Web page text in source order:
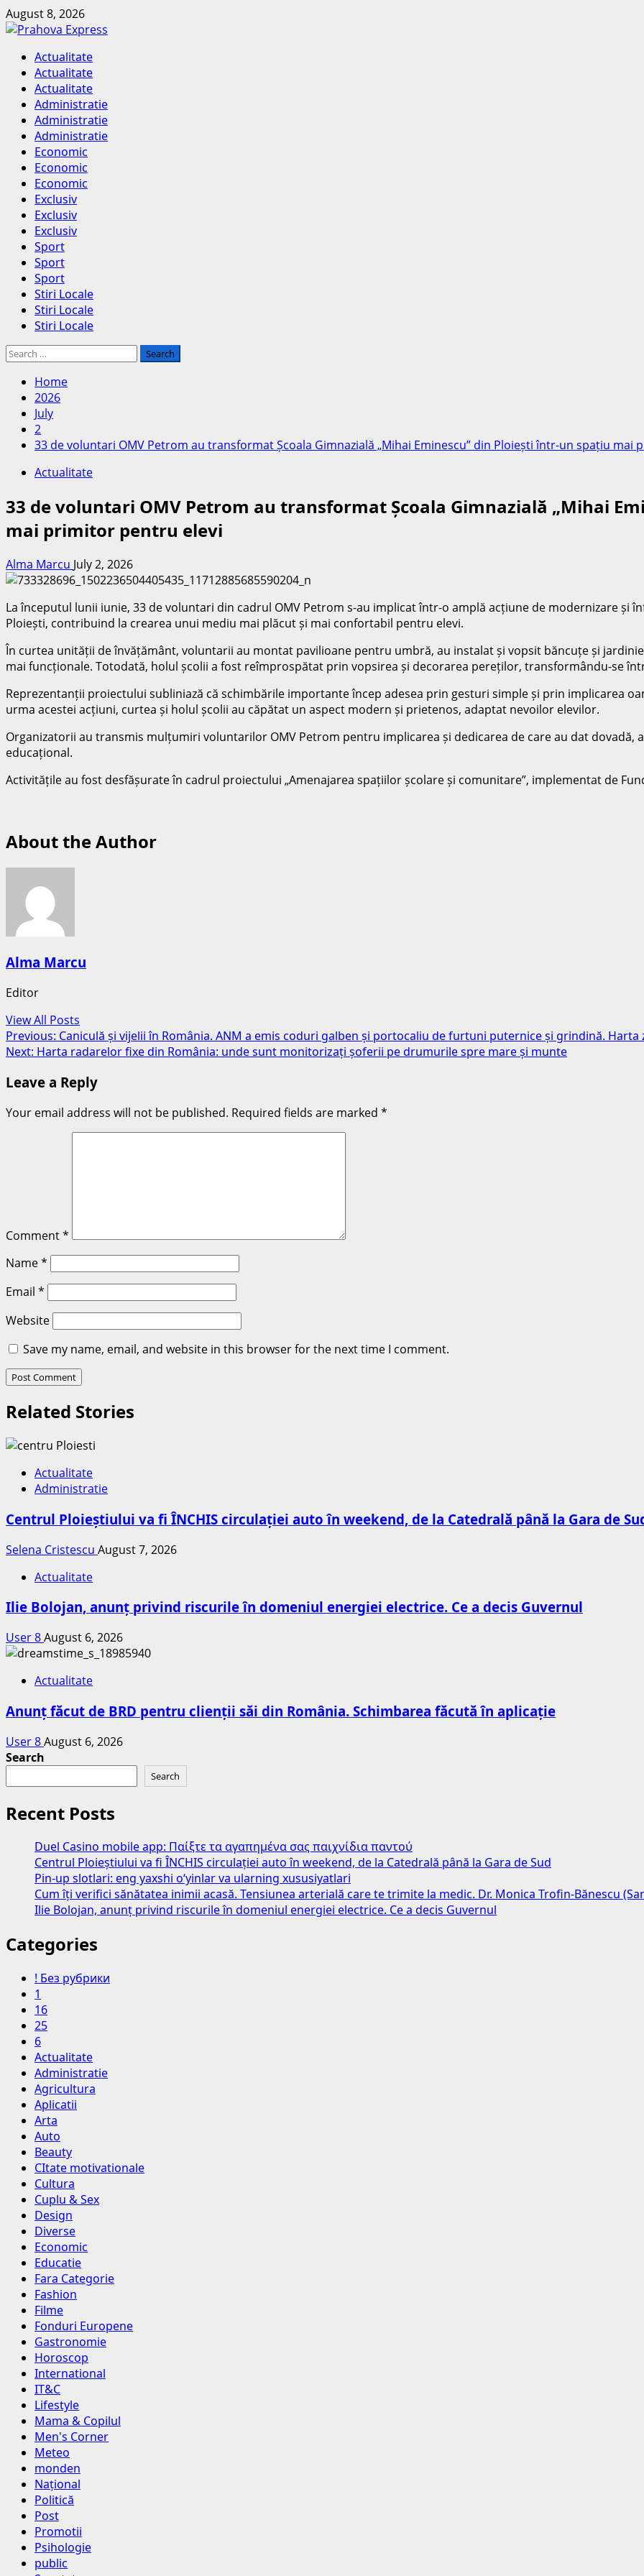
Skip
to
August 8, 2026
Primary
Menu
Actualitate
Actualitate
Actualitate
Administratie
Administratie
Administratie
Economic
Economic
Economic
Exclusiv
Exclusiv
Exclusiv
Sport
Sport
Sport
Stiri Locale
Stiri Locale
Stiri Locale
Search
Home
2026
July
2
33 de voluntari OMV Petrom au transformat Școala Gimnazială „Mihai Eminescu” din Ploiești într-un spațiu mai
Actualitate
33 de voluntari OMV Petrom au transformat Școala Gimnazială „Mihai
mai primitor pentru elevi
Alma Marcu July 2, 2026
La începutul lunii iunie, 33 de voluntari din cadrul OMV Petrom s-au implicat într-o amplă acțiune de modernizare și
Ploiești, contribuind la crearea unui mediu mai plăcut și mai confortabil pentru elevi.
În curtea unității de învățământ, voluntarii au montat pavilioane pentru umbră, au instalat și vopsit băncuțe și
mai funcționale. Totodată, holul școlii a fost reîmprospătat prin vopsirea și decorarea pereților, transformându-se
Reprezentanții proiectului subliniază că schimbările importante încep adesea prin gesturi simple și prin implicarea
urma acestei acțiuni, curtea și holul școlii au căpătat un aspect modern și prietenos, adaptat nevoilor elevilor.
Organizatorii au transmis mulțumiri voluntarilor OMV Petrom pentru implicarea și dedicarea de care au dat
educațional.
Activitățile au fost desfășurate în cadrul proiectului „Amenajarea spațiilor școlare și comunitare”, implementat de
About the Author
Alma Marcu
Editor
View All Posts
Post
navigation
Previous: Caniculă și vijelii în România. ANM a emis coduri galben și portocaliu de furtuni puternice și grindină.
Next: Harta radarelor fixe din România: unde sunt monitorizați șoferii pe drumurile spre mare și munte
Leave a Reply
Your email address will not be published. Required fields are marked *
Comment*
Name*
Email *
Website
Save my name, email, and website in this browser for the next time I comment.
Related Stories
Actualitate
Administratie
Centrul Ploieștiului va fi ÎNCHIS circulației auto în weekend, de la Catedrală până la Gara de
Selena Cristescu August 7, 2026
Actualitate
Ilie Bolojan, anunț privind riscurile în domeniul energiei electrice. Ce a decis Guvernul
User 8August 6, 2026
Actualitate
Anunț făcut de BRD pentru clienții săi din România. Schimbarea făcută în aplicație
User 8August 6, 2026
Search
Search
Recent Posts
Duel Casino mobile app: Παίξτε τα αγαπημένα σας παιχνίδια παντού
Centrul Ploieștiului va fi ÎNCHIS circulației auto în weekend, de la Catedrală până la Gara de Sud
Pin-up slotlari: eng yaxshi o‘yinlar va ularning xususiyatlari
Cum îți verifici sănătatea inimii acasă. Tensiunea arterială care te trimite la medic. Dr. Monica Trofin-Bănescu
Ilie Bolojan, anunț privind riscurile în domeniul energiei electrice. Ce a decis Guvernul
Categories
! Без рубрики
1
16
25
6
Actualitate
Administratie
Agricultura
Aplicatii
Arta
Auto
Beauty
CItate motivationale
Cultura
Cuplu & Sex
Design
Diverse
Economic
Educatie
Fara Categorie
Fashion
Filme
Fonduri Europene
Gastronomie
Horoscop
International
IT&C
Lifestyle
Mama & Copilul
Men's Corner
Meteo
monden
Național
Politică
Post
Promotii
Psihologie
public